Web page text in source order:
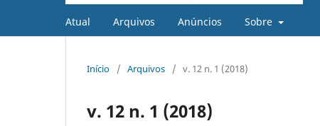
Atual Arquivos Anúncios Sobre
Início / Arquivos / v. 12 n. 1 (2018)
v. 12 n. 1 (2018)